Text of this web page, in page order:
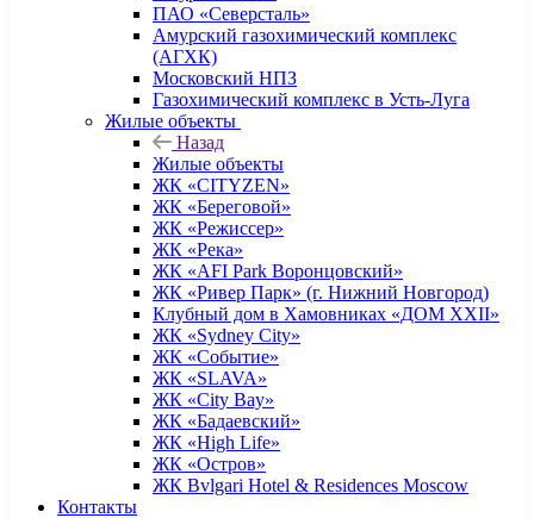
ПАО «Северсталь»
Амурский газохимический комплекс
(АГХК)
Московский НПЗ
Газохимический комплекс в Усть-Луга
Жилые объекты
Назад
Жилые объекты
ЖК «CITYZEN»
ЖК «Береговой»
ЖК «Режиссер»
ЖК «Река»
ЖК «AFI Park Воронцовский»
ЖК «Ривер Парк» (г. Нижний Новгород)
Клубный дом в Хамовниках «ДОМ XXII»
ЖК «Sydney City»
ЖК «Событие»
ЖК «SLAVA»
ЖК «City Bay»
ЖК «Бадаевский»
ЖК «High Life»
ЖК «Остров»
ЖК Bvlgari Hotel & Residences Moscow
Контакты